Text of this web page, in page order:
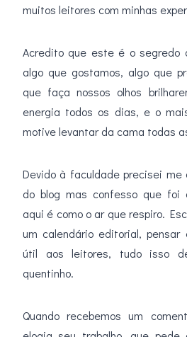
muitos leitores com minhas
Acredito que este é o segredo
algo que gostamos, algo que
que faça nossos olhos
energia todos os dias, e o
motive levantar da cama todas
Devido à faculdade precisei
do blog mas confesso que foi
aqui é como o ar que respiro.
um calendário editorial,
útil aos leitores, tudo isso
quentinho.
Quando recebemos um